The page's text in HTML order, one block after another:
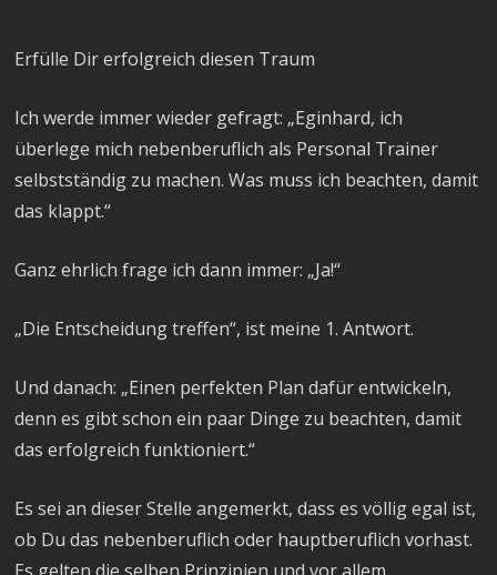
Erfülle Dir erfolgreich diesen Traum
Ich werde immer wieder gefragt: „Eginhard, ich
überlege mich nebenberuflich als Personal Trainer
selbstständig zu machen. Was muss ich beachten, damit
das klappt.“
Ganz ehrlich frage ich dann immer: „Ja!“
„Die Entscheidung treffen“, ist meine 1. Antwort.
Und danach: „Einen perfekten Plan dafür entwickeln,
denn es gibt schon ein paar Dinge zu beachten, damit
das erfolgreich funktioniert.“
Es sei an dieser Stelle angemerkt, dass es völlig egal ist,
ob Du das nebenberuflich oder hauptberuflich vorhast.